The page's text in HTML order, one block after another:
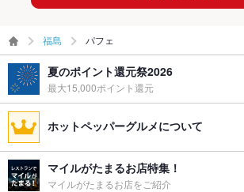
福島 パフェ
夏のポイント還元祭2026
最大15,000ポイント還元
ホットペッパーグルメについて
マイルがたまるお店特集！
マイルがたまるお店をご紹介